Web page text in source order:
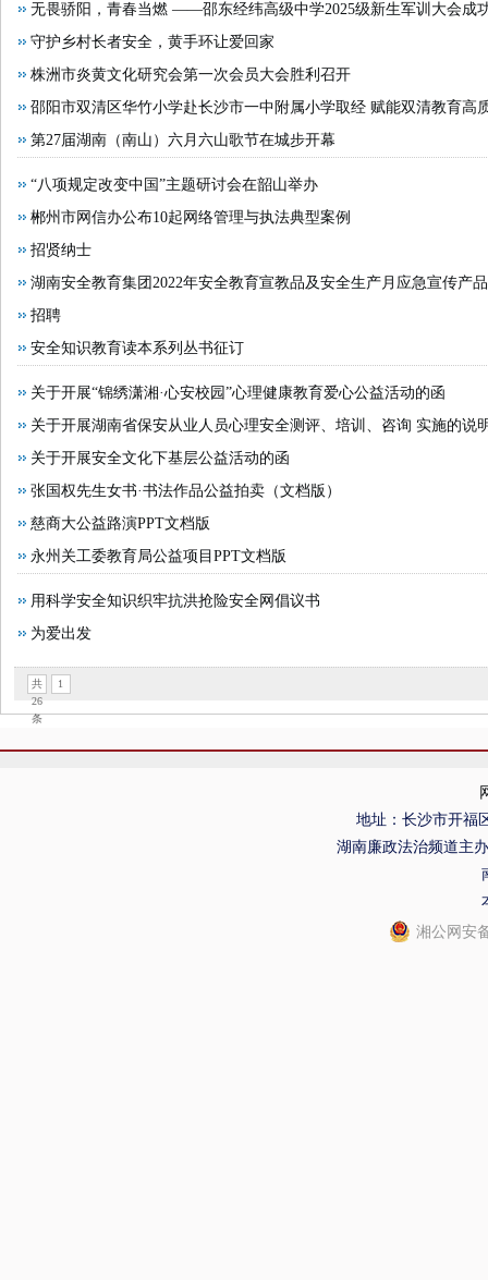
无畏骄阳，青春当燃 ——邵东经纬高级中学2025级新生军训大会成
守护乡村长者安全，黄手环让爱回家
株洲市炎黄文化研究会第一次会员大会胜利召开
邵阳市双清区华竹小学赴长沙市一中附属小学取经 赋能双清教育高
第27届湖南（南山）六月六山歌节在城步开幕
“八项规定改变中国”主题研讨会在韶山举办
郴州市网信办公布10起网络管理与执法典型案例
招贤纳士
湖南安全教育集团2022年安全教育宣教品及安全生产月应急宣传产品
招聘
安全知识教育读本系列丛书征订
关于开展“锦绣潇湘·心安校园”心理健康教育爱心公益活动的函
关于开展湖南省保安从业人员心理安全测评、培训、咨询 实施的说
关于开展安全文化下基层公益活动的函
张国权先生女书·书法作品公益拍卖（文档版）
慈商大公益路演PPT文档版
永州关工委教育局公益项目PPT文档版
用科学安全知识织牢抗洪抢险安全网倡议书
为爱出发
共
26
条
1
地址：长沙市开福
湖南廉政法治频道主
湘公网安